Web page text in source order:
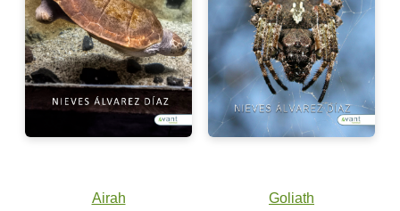
Airah Goliath